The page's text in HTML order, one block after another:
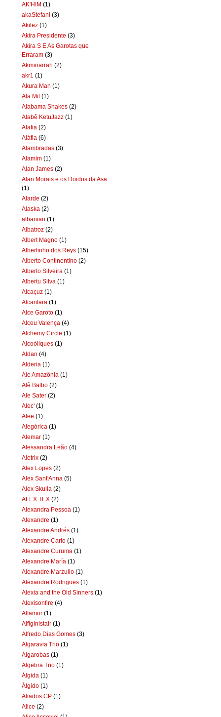
AK'HIM (1)
akaStefani (3)
Akilez (1)
Akira Presidente (3)
Akira S E As Garotas que
Erraram (3)
Akminarrah (2)
akr1 (1)
Akura Man (1)
Ala Mil (1)
Alabama Shakes (2)
Alabê KetuJazz (1)
Alafia (2)
Aláfia (6)
Alambradas (3)
Alamim (1)
Alan James (2)
Alan Morais e os Doidos da Asa
(1)
Alarde (2)
Alaska (2)
albanian (1)
Albatroz (2)
Albert Magno (1)
Albertinho dos Reys (15)
Alberto Continentino (2)
Alberto Silveira (1)
Albertu Silva (1)
Alcaçuz (1)
Alcantara (1)
Alce Garoto (1)
Alceu Valença (4)
Alchemy Circle (1)
Alcoóliques (1)
Aldan (4)
Alderia (1)
Ale Amazônia (1)
Alê Balbo (2)
Ale Sater (2)
Alec' (1)
Alee (1)
Alegórica (1)
Alemar (1)
Alessandra Leão (4)
Aletrix (2)
Alex Lopes (2)
Alex Sant'Anna (5)
Alex Skulla (2)
ALEX TEX (2)
Alexandra Pessoa (1)
Alexandre (1)
Alexandre Andrés (1)
Alexandre Carlo (1)
Alexandre Curuma (1)
Alexandre María (1)
Alexandre Marzullo (1)
Alexandre Rodrigues (1)
Alexia and the Old Sinners (1)
Alexisonfire (4)
Alfamor (1)
Alfiginistair (1)
Alfredo Dias Gomes (3)
Algaravia Trio (1)
Algarobas (1)
Algebra Trio (1)
Álgida (1)
Álgido (1)
Aliados CP (1)
Alice (2)